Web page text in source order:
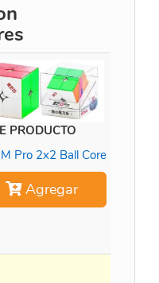
PRODUCTO
Pro 2x2 Ball Core
Agregar